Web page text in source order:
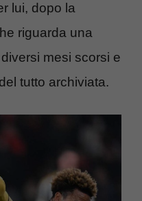
lui, dopo la
riguarda una
mesi scorsi e
tutto archiviata.